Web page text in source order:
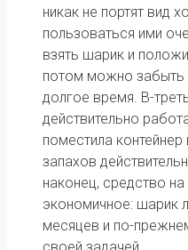
никак не портят вид
пользоваться ими
взять шарик и
потом можно забыть
долгое время. В-
действительно
поместила
запахов
наконец, средство
экономичное: шарик
месяцев и по-